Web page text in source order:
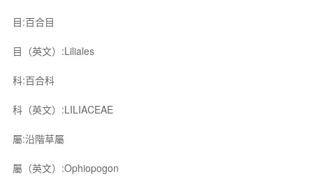
目:百合目
目（英文）:Liliales
科:百合科
科（英文）:LILIACEAE
屬:沿階草屬
屬（英文）:Ophiopogon